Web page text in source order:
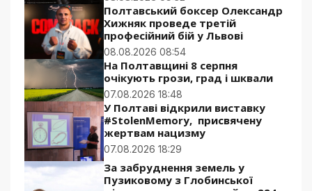
Полтавський боксер Олександр
Хижняк проведе третій
професійний бій у Львові
08.08.2026 08:54
На Полтавщині 8 серпня
очікують грози, град і шквали
07.08.2026 18:48
У Полтаві відкрили виставку
#StolenMemory, присвячену
жертвам нацизму
07.08.2026 18:29
За забруднення земель у
Пузиковому з Глобинської